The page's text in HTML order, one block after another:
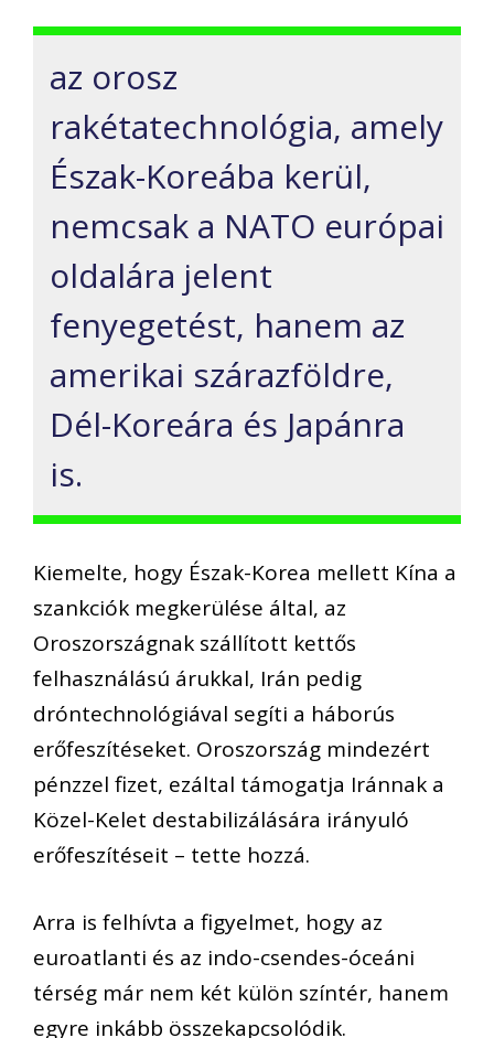
az orosz
rakétatechnológia, amely
Észak-Koreába kerül,
nemcsak a NATO európai
oldalára jelent
fenyegetést, hanem az
amerikai szárazföldre,
Dél-Koreára és Japánra
is.
Kiemelte, hogy Észak-Korea mellett Kína a
szankciók megkerülése által, az
Oroszországnak szállított kettős
felhasználású árukkal, Irán pedig
dróntechnológiával segíti a háborús
erőfeszítéseket. Oroszország mindezért
pénzzel fizet, ezáltal támogatja Iránnak a
Közel-Kelet destabilizálására irányuló
erőfeszítéseit – tette hozzá.
Arra is felhívta a figyelmet, hogy az
euroatlanti és az indo-csendes-óceáni
térség már nem két külön színtér, hanem
egyre inkább összekapcsolódik.